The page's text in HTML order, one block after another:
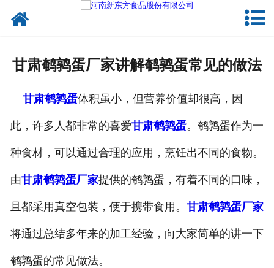
加入新东方
联系我们
甘肃鹌鹑蛋厂家讲解鹌鹑蛋常见的做法
甘肃鹌鹑蛋体积虽小，但营养价值却很高，因
此，许多人都非常的喜爱甘肃鹌鹑蛋。鹌鹑蛋作为一
种食材，可以通过合理的应用，烹饪出不同的食物。
由甘肃鹌鹑蛋厂家提供的鹌鹑蛋，有着不同的口味，
且都采用真空包装，便于携带食用。 甘肃鹌鹑蛋厂家
将通过总结多年来的加工经验，向大家简单的讲一下
鹌鹑蛋的常见做法。